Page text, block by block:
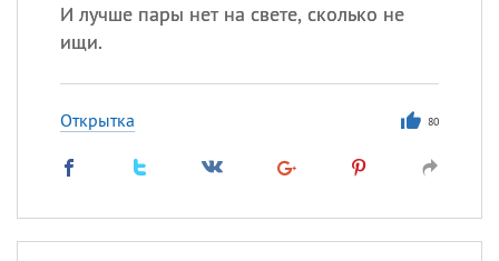
И лучше пары нет на свете, сколько не
ищи.
Открытка 80